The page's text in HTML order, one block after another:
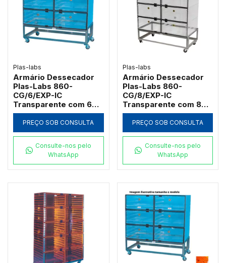
Plas-labs
Armário Dessecador
Plas-Labs 860-
CG/6/EXP-IC
Transparente com 6
Câmaras e Carrinho
InoxPREÇO SOB CONSULTA
Consulte-nos pelo
WhatsApp
Plas-labs
Armário Dessecador
Plas-Labs 860-
CG/8/EXP-IC
Transparente com 8
Câmaras e Carrinho
InoxPREÇO SOB CONSULTA
Consulte-nos pelo
WhatsApp